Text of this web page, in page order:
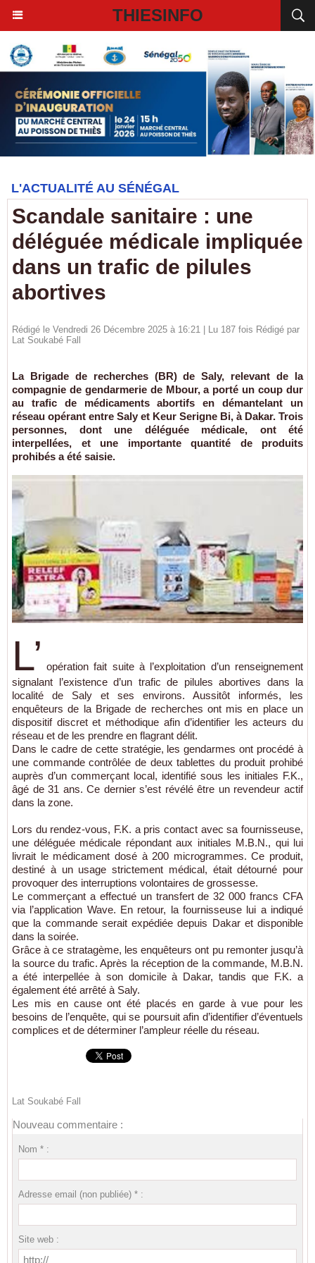
THIESINFO
L'ACTUALITÉ AU SÉNÉGAL
Scandale sanitaire : une
déléguée médicale impliquée
dans un trafic de pilules
abortives
Rédigé le Vendredi 26 Décembre 2025 à 16:21 | Lu 187 fois Rédigé par
Lat Soukabé Fall
La Brigade de recherches (BR) de Saly, relevant de la
compagnie de gendarmerie de Mbour, a porté un coup dur
au trafic de médicaments abortifs en démantelant un
réseau opérant entre Saly et Keur Serigne Bi, à Dakar. Trois
personnes, dont une déléguée médicale, ont été
interpellées, et une importante quantité de produits
prohibés a été saisie.
L’ opération fait suite à l’exploitation d’un renseignement
signalant l’existence d’un trafic de pilules abortives dans la
localité de Saly et ses environs. Aussitôt informés, les
enquêteurs de la Brigade de recherches ont mis en place un
dispositif discret et méthodique afin d’identifier les acteurs du
réseau et de les prendre en flagrant délit.
Dans le cadre de cette stratégie, les gendarmes ont procédé à
une commande contrôlée de deux tablettes du produit prohibé
auprès d’un commerçant local, identifié sous les initiales F.K.,
âgé de 31 ans. Ce dernier s’est révélé être un revendeur actif
dans la zone.
Lors du rendez-vous, F.K. a pris contact avec sa fournisseuse,
une déléguée médicale répondant aux initiales M.B.N., qui lui
livrait le médicament dosé à 200 microgrammes. Ce produit,
destiné à un usage strictement médical, était détourné pour
provoquer des interruptions volontaires de grossesse.
Le commerçant a effectué un transfert de 32 000 francs CFA
via l’application Wave. En retour, la fournisseuse lui a indiqué
que la commande serait expédiée depuis Dakar et disponible
dans la soirée.
Grâce à ce stratagème, les enquêteurs ont pu remonter jusqu’à
la source du trafic. Après la réception de la commande, M.B.N.
a été interpellée à son domicile à Dakar, tandis que F.K. a
également été arrêté à Saly.
Les mis en cause ont été placés en garde à vue pour les
besoins de l’enquête, qui se poursuit afin d’identifier d’éventuels
complices et de déterminer l’ampleur réelle du réseau.
Lat Soukabé Fall
Nouveau commentaire :
Nom * :
Adresse email (non publiée) * :
Site web :